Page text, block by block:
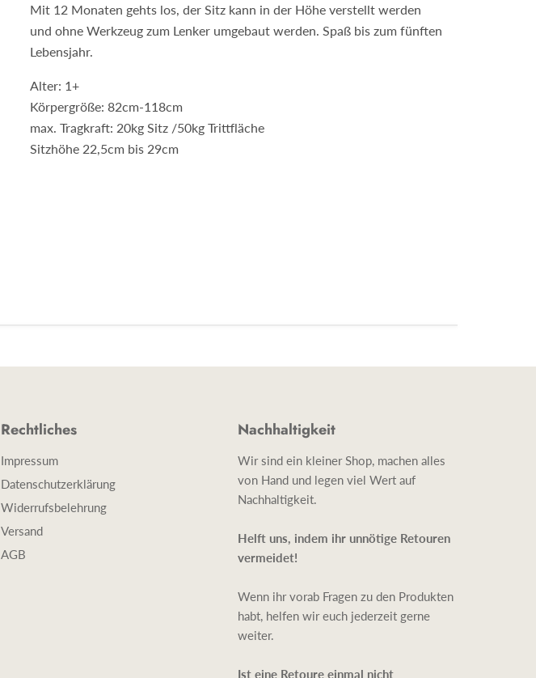
Mit 12 Monaten gehts los, der Sitz kann in der Höhe verstellt werden
und ohne Werkzeug zum Lenker umgebaut werden. Spaß bis zum fünften
Lebensjahr.
Alter: 1+
Körpergröße: 82cm-118cm
max. Tragkraft: 20kg Sitz /50kg Trittfläche
Sitzhöhe 22,5cm bis 29cm
Rechtliches
Impressum
Datenschutzerklärung
Widerrufsbelehrung
Versand
AGB
Nachhaltigkeit
Wir sind ein kleiner Shop, machen alles
von Hand und legen viel Wert auf
Nachhaltigkeit.
Helft uns, indem ihr unnötige Retouren
vermeidet!
Wenn ihr vorab Fragen zu den Produkten
habt, helfen wir euch jederzeit gerne
weiter.
Ist eine Retoure einmal nicht